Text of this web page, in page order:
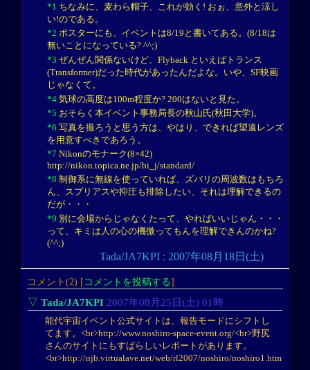
*1 ちなみに、麦わら帽子、これが効く! おぉ、意外と涼し
い!のである。
*2 ポスターにも、イベントは8/19と書いてある。(8/18は
無いことになっている? ^^;)
*3 ぜんぜん関係ないけど、Flyback といえばトランス
(Transformer)だった時代があったんだよな。いや、SF映画
じゃなくて。
*4気球の高度は100m程度か? 200はないと見た。
*5 おそらく本イベント事務局長の秋山氏(秋田大学)。
*6 写真を撮ろうと思う方は、やはり、できれば望遠レンズ
を用意すべきであろう。
*7 Nikonのモナーク(8×42)
http://nikon.topica.ne.jp/bi_j/standard/
*8 制御系に無線を使っていれば、ズバリの周波数はもちろ
ん、スプリアスや抑圧も排除したい、それは理解できるの
だが・・・
*9 別に会場からじゃなくたって、やればいいじゃん・・・
って、キミは人の心の機微ってもんを理解できんのかね?
(^^;)
Tada/JA7KPI : 2007年08月18日(土)
コメント(2) [コメントを投稿する]
▽ Tada/JA7KPI 2007年08月25日(土) 01時
能代宇宙イベント公式サイトは、報告モードにシフトし
てます。<br>http://www.noshiro-space-event.org/<br>野尻
さんのサイトにもすばらしいレポートがあります。
<br>http://njb.virtualave.net/web/rl2007/noshiro/noshiro1.htm